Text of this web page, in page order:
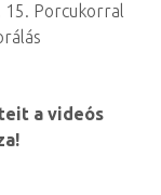
15. Porcukorral
a videós